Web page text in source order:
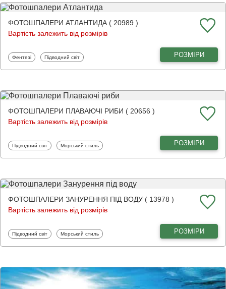
ФОТОШПАЛЕРИ АТЛАНТИДА ( 20989 )
Вартість залежить від розмірів
Фотошпалери
Фентезі Фотошпалери
Підводний світ РОЗМІРИ
ФОТОШПАЛЕРИ ПЛАВАЮЧІ РИБИ ( 20656 )
Вартість залежить від розмірів
Фотошпалери
Підводний світ Фотошпалери
Морський стиль РОЗМІРИ
ФОТОШПАЛЕРИ ЗАНУРЕННЯ ПІД ВОДУ ( 13978 )
Вартість залежить від розмірів
Фотошпалери
Підводний світ Фотошпалери
Морський стиль РОЗМІРИ